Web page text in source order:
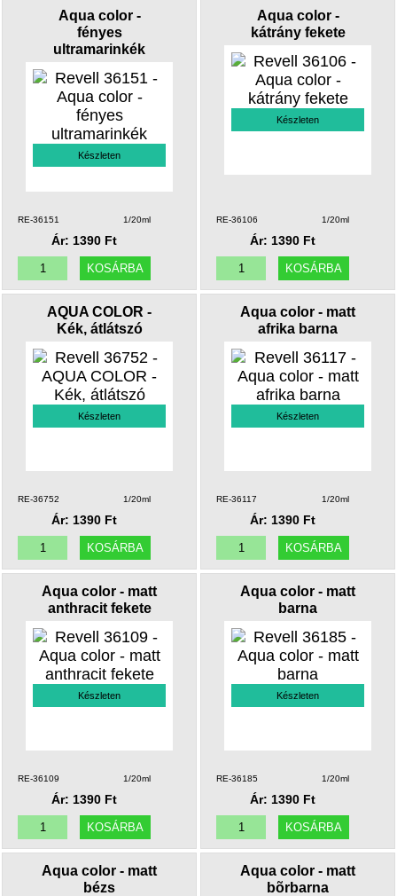
Aqua color -
fényes
ultramarinkék
Készleten
RE-36151 1/20ml
Ár: 1390 Ft
Aqua color -
kátrány fekete
Készleten
RE-36106 1/20ml
Ár: 1390 Ft
AQUA COLOR -
Kék, átlátszó
Készleten
RE-36752 1/20ml
Ár: 1390 Ft
Aqua color - matt
afrika barna
Készleten
RE-36117 1/20ml
Ár: 1390 Ft
Aqua color - matt
anthracit fekete
Készleten
RE-36109 1/20ml
Ár: 1390 Ft
Aqua color - matt
barna
Készleten
RE-36185 1/20ml
Ár: 1390 Ft
Aqua color - matt
bézs
Aqua color - matt
bõrbarna